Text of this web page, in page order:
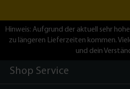
Hinweis: Aufgrund der aktuell sehr
zu längeren Lieferzeiten kommen.
und dein
Shop Service